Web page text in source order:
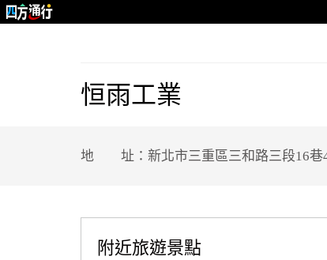
恒雨工業
地 址：新北市三重區三和路三段16巷
附近旅遊景點